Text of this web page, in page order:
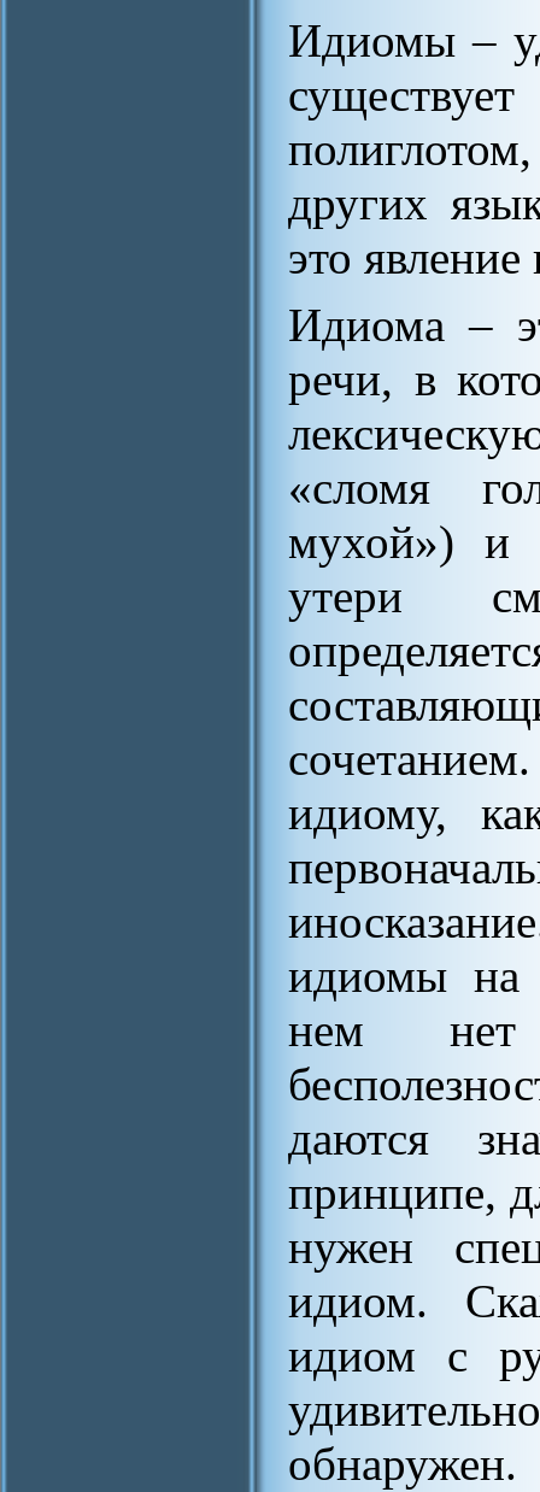
Идиомы –
других
это
Идиома –
речи, в
«сломя
мухой») и
утери
идиому,
идиомы на
нем
даются
принципе,
нужен
идиом.
идиом с
обнаружен.